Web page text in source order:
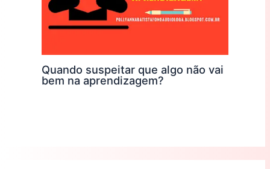
Quando suspeitar que algo não vai
bem na aprendizagem?